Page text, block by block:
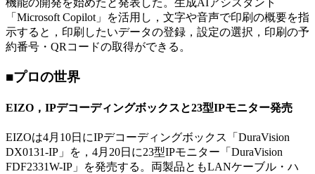
機能の開発を始めたと発表した。生成AIアシスタント
「Microsoft Copilot」を活用し，文字や音声で印刷の概要を指
示すると，印刷したいデータの登録，設定の選択，印刷の予
約番号・QRコードの取得ができる。
■プロの世界
EIZO，IPデコーディングボックスと23型IPモニター発売
EIZOは4月10日にIPデコーディングボックス「DuraVision
DX0131-IP」を，4月20日に23型IPモニター「DuraVision
FDF2331W-IP」を発売する。両製品ともLANケーブル・ハ